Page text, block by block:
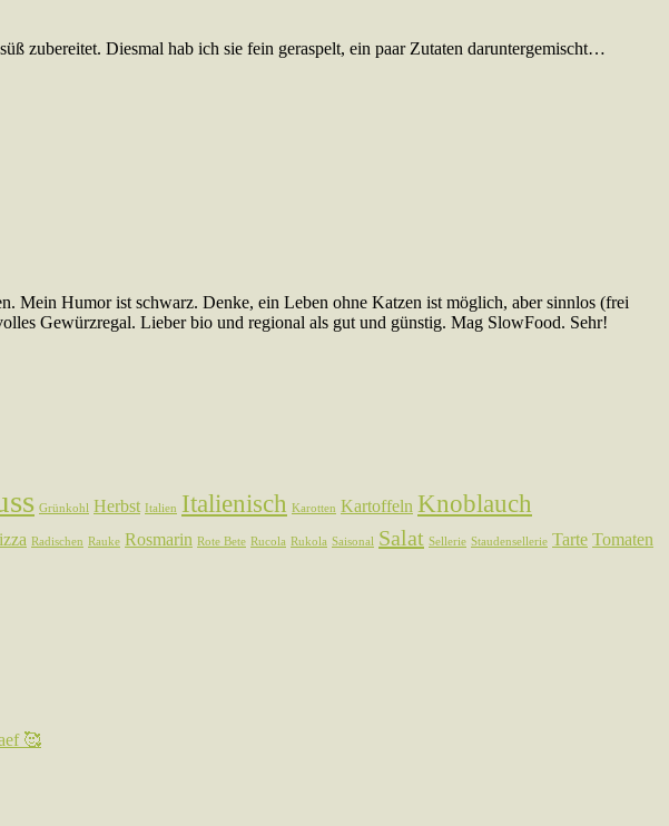
zubereitet. Diesmal hab ich sie fein geraspelt, ein paar Zutaten daruntergemischt…
Mein Humor ist schwarz. Denke, ein Leben ohne Katzen ist möglich, aber sinnlos (frei
Gewürzregal. Lieber bio und regional als gut und günstig. Mag SlowFood. Sehr!
Grünkohl Herbst Italien Italienisch Karotten Kartoffeln Knoblauch
Radischen Rauke Rosmarin Rote Bete Rucola Rukola Saisonal Salat Sellerie Staudensellerie Tarte Tomaten